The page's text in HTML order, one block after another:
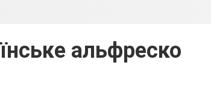
альфреско